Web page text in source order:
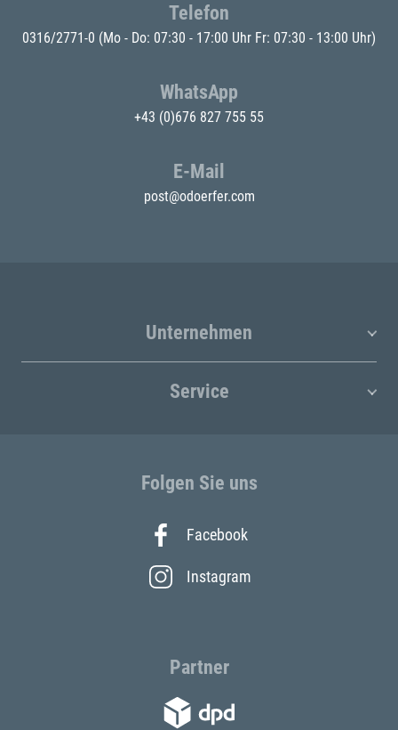
Telefon
0316/2771-0 (Mo - Do: 07:30 - 17:00 Uhr Fr: 07:30 - 13:00 Uhr)
WhatsApp
+43 (0)676 827 755 55
E-Mail
post@odoerfer.com
Unternehmen
Service
Folgen Sie uns
Facebook
Instagram
Partner